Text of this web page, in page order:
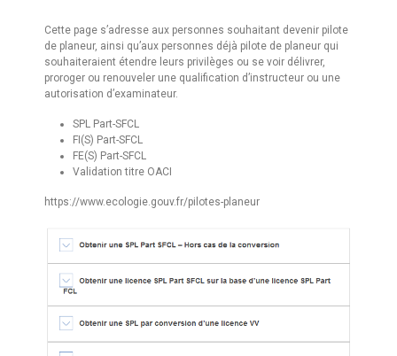
Cette page s’adresse aux personnes souhaitant devenir pilote
de planeur, ainsi qu’aux personnes déjà pilote de planeur qui
souhaiteraient étendre leurs privilèges ou se voir délivrer,
proroger ou renouveler une qualification d’instructeur ou une
autorisation d’examinateur.
SPL Part-SFCL
FI(S) Part-SFCL
FE(S) Part-SFCL
Validation titre OACI
https://www.ecologie.gouv.fr/pilotes-planeur